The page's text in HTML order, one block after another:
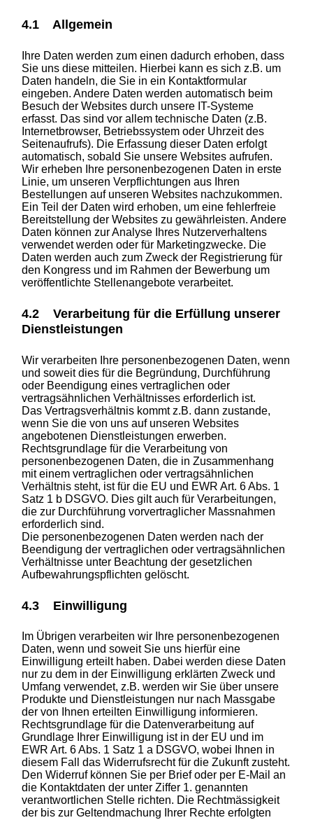
4.1 Allgemein
Ihre Daten werden zum einen dadurch erhoben, dass
Sie uns diese mitteilen. Hierbei kann es sich z.B. um
Daten handeln, die Sie in ein Kontaktformular
eingeben. Andere Daten werden automatisch beim
Besuch der Websites durch unsere IT-Systeme
erfasst. Das sind vor allem technische Daten (z.B.
Internetbrowser, Betriebssystem oder Uhrzeit des
Seitenaufrufs). Die Erfassung dieser Daten erfolgt
automatisch, sobald Sie unsere Websites aufrufen.
Wir erheben Ihre personenbezogenen Daten in erste
Linie, um unseren Verpflichtungen aus Ihren
Bestellungen auf unseren Websites nachzukommen.
Ein Teil der Daten wird erhoben, um eine fehlerfreie
Bereitstellung der Websites zu gewährleisten. Andere
Daten können zur Analyse Ihres Nutzerverhaltens
verwendet werden oder für Marketingzwecke. Die
Daten werden auch zum Zweck der Registrierung für
den Kongress und im Rahmen der Bewerbung um
veröffentlichte Stellenangebote verarbeitet.
4.2 Verarbeitung für die Erfüllung unserer
Dienstleistungen
Wir verarbeiten Ihre personenbezogenen Daten, wenn
und soweit dies für die Begründung, Durchführung
oder Beendigung eines vertraglichen oder
vertragsähnlichen Verhältnisses erforderlich ist.
Das Vertragsverhältnis kommt z.B. dann zustande,
wenn Sie die von uns auf unseren Websites
angebotenen Dienstleistungen erwerben.
Rechtsgrundlage für die Verarbeitung von
personenbezogenen Daten, die in Zusammenhang
mit einem vertraglichen oder vertragsähnlichen
Verhältnis steht, ist für die EU und EWR Art. 6 Abs. 1
Satz 1 b DSGVO. Dies gilt auch für Verarbeitungen,
die zur Durchführung vorvertraglicher Massnahmen
erforderlich sind.
Die personenbezogenen Daten werden nach der
Beendigung der vertraglichen oder vertragsähnlichen
Verhältnisse unter Beachtung der gesetzlichen
Aufbewahrungspflichten gelöscht.
4.3 Einwilligung
Im Übrigen verarbeiten wir Ihre personenbezogenen
Daten, wenn und soweit Sie uns hierfür eine
Einwilligung erteilt haben. Dabei werden diese Daten
nur zu dem in der Einwilligung erklärten Zweck und
Umfang verwendet, z.B. werden wir Sie über unsere
Produkte und Dienstleistungen nur nach Massgabe
der von Ihnen erteilten Einwilligung informieren.
Rechtsgrundlage für die Datenverarbeitung auf
Grundlage Ihrer Einwilligung ist in der EU und im
EWR Art. 6 Abs. 1 Satz 1 a DSGVO, wobei Ihnen in
diesem Fall das Widerrufsrecht für die Zukunft zusteht.
Den Widerruf können Sie per Brief oder per E-Mail an
die Kontaktdaten der unter Ziffer 1. genannten
verantwortlichen Stelle richten. Die Rechtmässigkeit
der bis zur Geltendmachung Ihrer Rechte erfolgten